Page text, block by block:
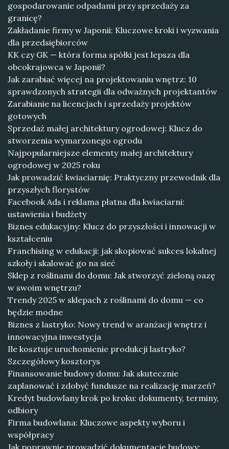
gospodarowanie odpadami przy sprzedaży za
granicę?
Zakładanie firmy w Japonii: Kluczowe kroki i wyzwania
dla przedsiębiorców
KK czy GK — która forma spółki jest lepsza dla
obcokrajowca w Japonii?
Jak zarabiać więcej na projektowaniu wnętrz: 10
sprawdzonych strategii dla odważnych projektantów
Zarabianie na licencjach i sprzedaży projektów
gotowych
Sprzedaż małej architektury ogrodowej: Klucz do
stworzenia wymarzonego ogrodu
Najpopularniejsze elementy małej architektury
ogrodowej w 2025 roku
Jak prowadzić kwiaciarnię: Praktyczny przewodnik dla
przyszłych florystów
Facebook Ads i reklama płatna dla kwiaciarni:
ustawienia i budżety
Biznes edukacyjny: Klucz do przyszłości i innowacji w
kształceniu
Franchising w edukacji: jak skopiować sukces lokalnej
szkoły i skalować go na sieć
Sklep z roślinami do domu: Jak stworzyć zieloną oazę
w swoim wnętrzu?
Trendy 2025 w sklepach z roślinami do domu — co
będzie modne
Biznes z lastryko: Nowy trend w aranżacji wnętrz i
innowacyjna inwestycja
Ile kosztuje uruchomienie produkcji lastryko?
Szczegółowy kosztorys
Finansowanie budowy domu: Jak skutecznie
zaplanować i zdobyć fundusze na realizację marzeń?
Kredyt budowlany krok po kroku: dokumenty, terminy,
odbiory
Firma budowlana: Kluczowe aspekty wyboru i
współpracy
Jak poprawnie prowadzić dokumentację budowy: